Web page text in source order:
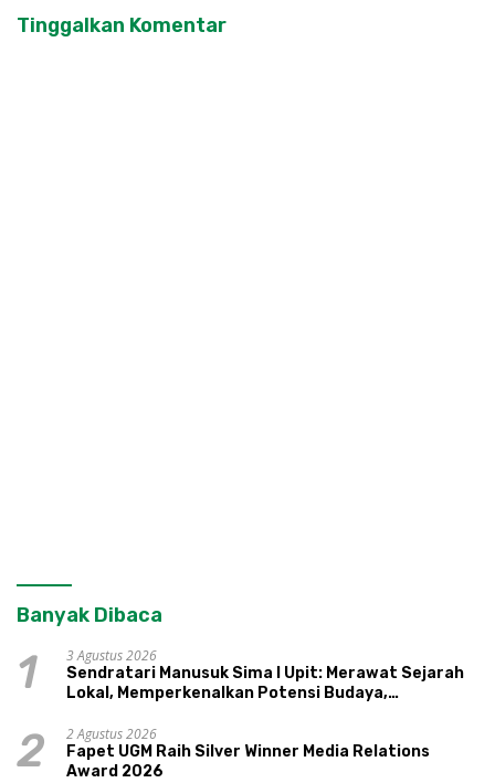
Tinggalkan Komentar
Banyak Dibaca
1
3 Agustus 2026
Sendratari Manusuk Sima I Upit: Merawat Sejarah
Lokal, Memperkenalkan Potensi Budaya,
2
2 Agustus 2026
Fapet UGM Raih Silver Winner Media Relations
Award 2026